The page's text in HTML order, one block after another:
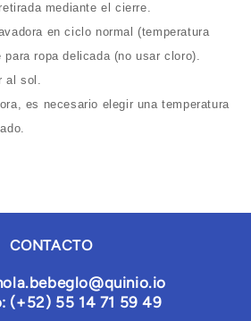
mediante el cierre.
en ciclo normal (temperatura
para ropa delicada (no usar cloro).
al sol.
es necesario elegir una temperatura
CONTACTO
(+52) 55 14 71 59 49